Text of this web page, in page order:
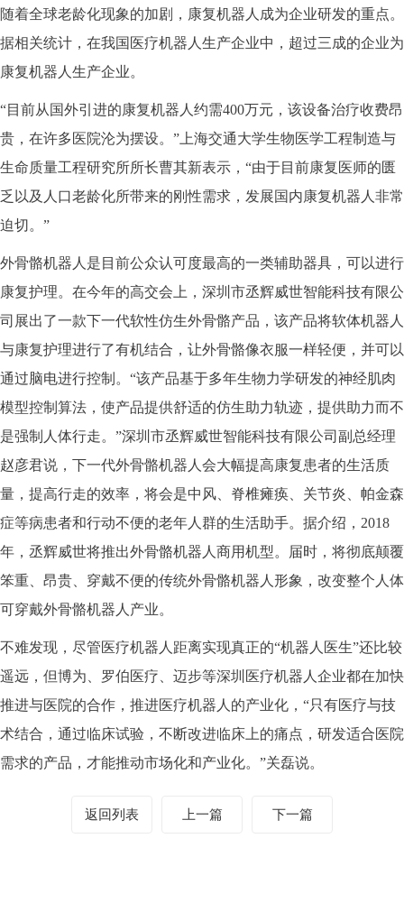
随着全球老龄化现象的加剧，康复机器人成为企业研发的重点。
据相关统计，在我国医疗机器人生产企业中，超过三成的企业为
康复机器人生产企业。
“目前从国外引进的康复机器人约需400万元，该设备治疗收费昂
贵，在许多医院沦为摆设。”上海交通大学生物医学工程制造与
生命质量工程研究所所长曹其新表示，“由于目前康复医师的匮
乏以及人口老龄化所带来的刚性需求，发展国内康复机器人非常
迫切。”
外骨骼机器人是目前公众认可度最高的一类辅助器具，可以进行
康复护理。在今年的高交会上，深圳市丞辉威世智能科技有限公
司展出了一款下一代软性仿生外骨骼产品，该产品将软体机器人
与康复护理进行了有机结合，让外骨骼像衣服一样轻便，并可以
通过脑电进行控制。“该产品基于多年生物力学研发的神经肌肉
模型控制算法，使产品提供舒适的仿生助力轨迹，提供助力而不
是强制人体行走。”深圳市丞辉威世智能科技有限公司副总经理
赵彦君说，下一代外骨骼机器人会大幅提高康复患者的生活质
量，提高行走的效率，将会是中风、脊椎瘫痪、关节炎、帕金森
症等病患者和行动不便的老年人群的生活助手。据介绍，2018
年，丞辉威世将推出外骨骼机器人商用机型。届时，将彻底颠覆
笨重、昂贵、穿戴不便的传统外骨骼机器人形象，改变整个人体
可穿戴外骨骼机器人产业。
不难发现，尽管医疗机器人距离实现真正的“机器人医生”还比较
遥远，但博为、罗伯医疗、迈步等深圳医疗机器人企业都在加快
推进与医院的合作，推进医疗机器人的产业化，“只有医疗与技
术结合，通过临床试验，不断改进临床上的痛点，研发适合医院
需求的产品，才能推动市场化和产业化。”关磊说。
返回列表 上一篇 下一篇